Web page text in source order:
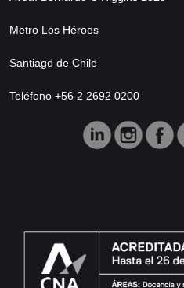
Metro Los Héroes
Santiago de Chile
Teléfono +56 2 2692 0200